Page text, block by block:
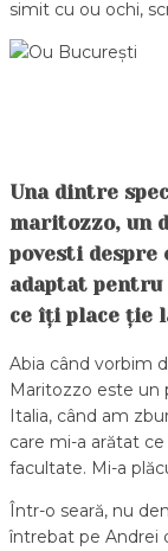
simit cu ou ochi,
Una dintre
maritozzo, un
povesti despre
adaptat pentru
ce îți place ție
Abia când vorbim
Maritozzo este un
Italia, când am
care mi-a arătat
facultate. Mi-a
Într-o seară, nu
întrebat pe Andrei